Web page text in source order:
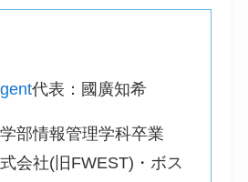
代表：國廣知希
部情報管理学科卒業
会社(旧FWEST)・ボス